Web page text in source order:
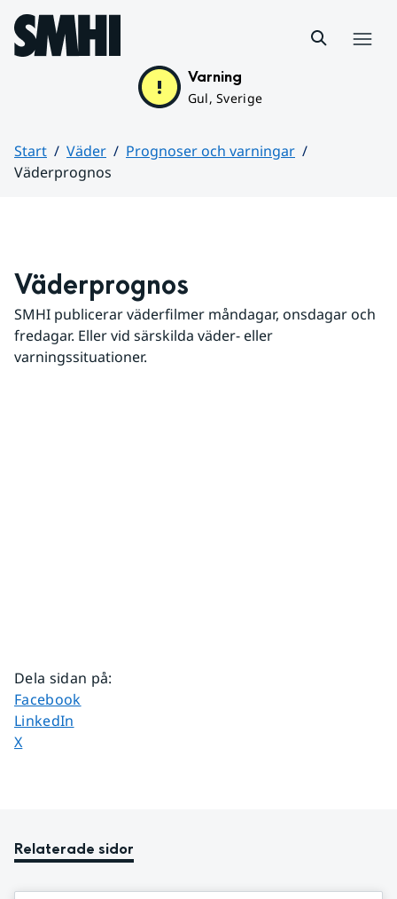
Hoppa till sidans innehåll
Varning
Gul, Sverige
Start Väder
Prognoser och varningar
Väderprognos
Väderprognos
SMHI publicerar väderfilmer måndagar, onsdagar och
fredagar. Eller vid särskilda väder- eller
varningssituationer.
Dela sidan på:
Dela sidan på
Facebook
Dela sidan på
LinkedIn
Dela sidan på
X
Relaterade sidor